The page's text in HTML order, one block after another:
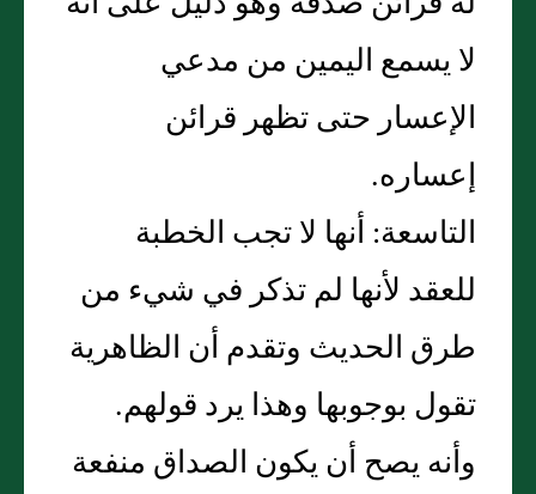
لا يسمع اليمين من مدعي
الإعسار حتى تظهر قرائن
إعساره.
التاسعة: أنها لا تجب الخطبة
للعقد لأنها لم تذكر في شيء من
طرق الحديث وتقدم أن الظاهرية
تقول بوجوبها وهذا يرد قولهم.
وأنه يصح أن يكون الصداق منفعة